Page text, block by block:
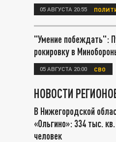
05 АВГУСТА 20:55
"Умение побеждать":
рокировку в
05 АВГУСТА 20:00 СВО
НОВОСТИ
В Нижегородской
«Ольгино»: 334 тыс.
человек